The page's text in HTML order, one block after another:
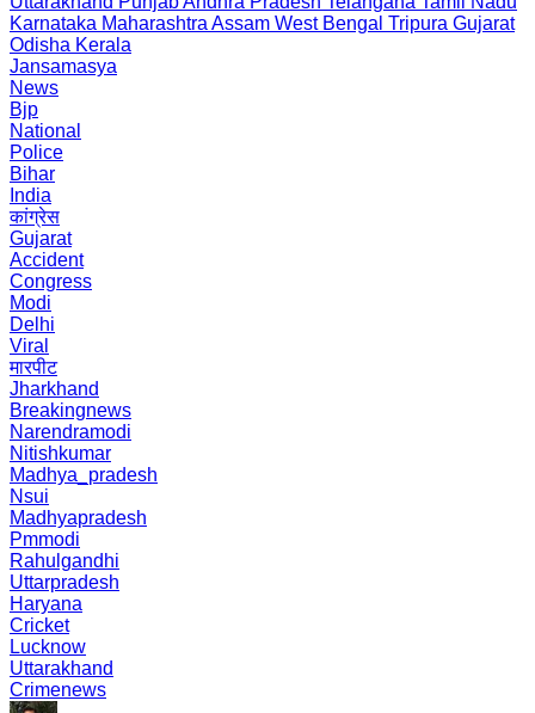
Karnataka Maharashtra Assam West Bengal Tripura Gujarat
Odisha Kerala
Jansamasya
News
Bjp
National
Police
Bihar
India
कांग्रेस
Gujarat
Accident
Congress
Modi
Delhi
Viral
मारपीट
Jharkhand
Breakingnews
Narendramodi
Nitishkumar
Madhya_pradesh
Nsui
Madhyapradesh
Pmmodi
Rahulgandhi
Uttarpradesh
Haryana
Cricket
Lucknow
Uttarakhand
Crimenews